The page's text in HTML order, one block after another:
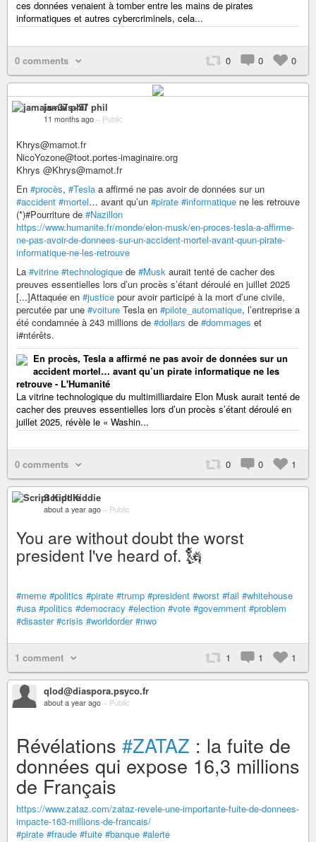
ces données venaient à tomber entre les mains de pirates
informatiques et autres cybercriminels, cela...
0 comments 0 0 0
jamais+37 phil
11 months ago – Public
Khrys@mamot.fr
NicoYozone@toot.portes-imaginaire.org
Khrys @Khrys@mamot.fr
En #procès, #Tesla a affirmé ne pas avoir de données sur un
#accident #mortel… avant qu’un #pirate #informatique ne les retrouve
(*)#Pourriture de #Nazillon
https://www.humanite.fr/monde/elon-musk/en-proces-tesla-a-affirme-
ne-pas-avoir-de-donnees-sur-un-accident-mortel-avant-quun-pirate-
informatique-ne-les-retrouve
La #vitrine #technologique de #Musk aurait tenté de cacher des
preuves essentielles lors d’un procès s’étant déroulé en juillet 2025
[...]Attaquée en #justice pour avoir participé à la mort d’une civile,
percutée par une #voiture Tesla en #pilote_automatique, l’entreprise a
été condamnée à 243 millions de #dollars de #dommages et
i#ntérêts.
En procès, Tesla a affirmé ne pas avoir de données sur un
accident mortel… avant qu’un pirate informatique ne les
retrouve - L'Humanité
La vitrine technologique du multimilliardaire Elon Musk aurait tenté de
cacher des preuves essentielles lors d’un procès s’étant déroulé en
juillet 2025, révèle le « Washin...
0 comments 0 0 1
Script Kiddie
about a year ago – Public
You are without doubt the worst
president I've heard of. 🗽
#meme #politics #pirate #trump #president #worst #fail #whitehouse
#usa #politics #democracy #election #vote #government #problem
#disaster #crisis #worldorder #nwo
1 comment 1 1 1
qlod@diaspora.psyco.fr
about a year ago – Public
Révélations #ZATAZ : la fuite de
données qui expose 16,3 millions
de Français
https://www.zataz.com/zataz-revele-une-importante-fuite-de-donnees-
impacte-163-millions-de-francais/
#pirate #fraude #fuite #banque #alerte